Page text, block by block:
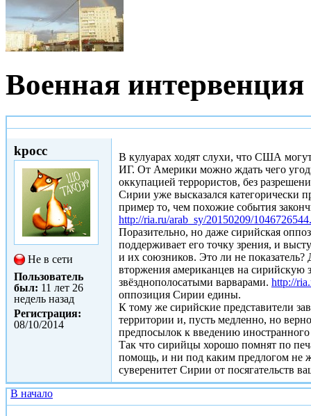
Военная
kpocc
Не в сети
Пользователь
был: 11 лет 26
недель назад
Регистрация:
08/10/2014
В кулуарах ходят слухи, что США
ИГ. От Америки можно ждать чего
оккупацией террористов, без
Сирии уже высказался категорически
пример то, чем похожие события
http://ria.ru/arab_sy/20150209/
Поразительно, но даже сирийская
поддерживает его точку зрения, и
и их союзников. Это ли не
вторжения американцев на сирийскую
звёзднополосатыми варварами. http://
оппозиция Сирии едины.
К тому же сирийские представители
территории и, пусть медленно, но
предпосылок к введению
Так что сирийцы хорошо помнят по
помощь, и ни под каким предлогом не
суверенитет Сирии от посягательств
В начало